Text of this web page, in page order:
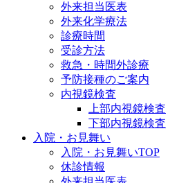
外来担当医表
外来化学療法
診療時間
受診方法
救急・時間外診療
予防接種のご案内
内視鏡検査
上部内視鏡検査
下部内視鏡検査
入院・お見舞い
入院・お見舞いTOP
休診情報